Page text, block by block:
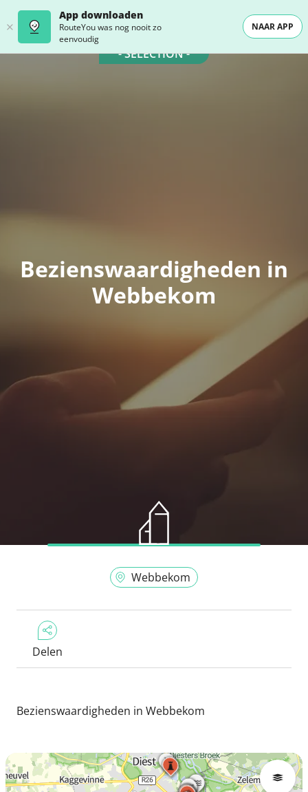
App downloaden
RouteYou was nog nooit zo
eenvoudig
NAAR APP
- SELECTION -
Bezienswaardigheden in
Webbekom
Webbekom
Delen
Bezienswaardigheden in Webbekom